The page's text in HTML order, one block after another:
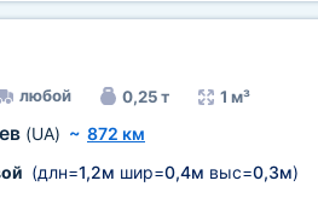
любой 0,25 т 1 м³
(UA) ~ 872 км
(длн=1,2м шир=0,4м выс=0,3м)